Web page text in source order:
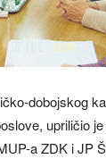
dobojskog
upriličio
a ZDK i JP